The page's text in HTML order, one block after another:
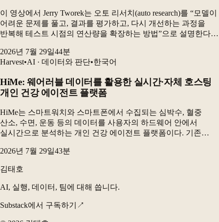
이 영상에서 Jerry Tworek는 오토 리서치(auto research)를 “모델이
어려운 문제를 풀고, 결과를 평가하고, 다시 개선하는 과정을
반복해 테스트 시점의 연산량을 확장하는 방법”으로 설명한다.
다양하게 만들어내지 못...
2026년 7월 29일44분
Harvest•AI · 데이터와 판단•한국어
HiMe: 웨어러블 데이터를 활용한 실시간·자체 호스팅
개인 건강 에이전트 플랫폼
HiMe는 스마트워치와 스마트폰에서 수집되는 심박수, 혈중
산소, 수면, 운동 등의 데이터를 사용자의 하드웨어 안에서
실시간으로 분석하는 개인 건강 에이전트 플랫폼이다. 기존
데이터베이스를 핵심 구성요소로 삼고, 실시간 감지와
2026년 7월 29일43분
김태호
AI, 실행, 데이터, 팀에 대해 씁니다.
Substack에서 구독하기 ↗